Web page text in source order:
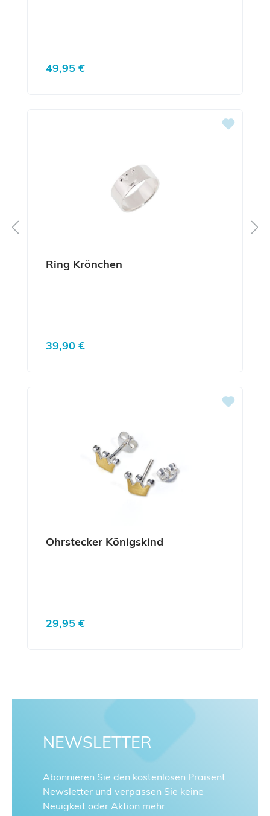
Regulärer Preis:
49,95 €
Ring Krönchen
Regulärer Preis:
39,90 €
Ohrstecker Königskind
Regulärer Preis:
29,95 €
NEWSLETTER
Abonnieren Sie den kostenlosen Praisent
Newsletter und verpassen Sie keine
Neuigkeit oder Aktion mehr.